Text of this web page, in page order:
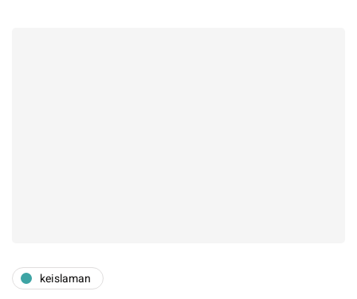
keislaman